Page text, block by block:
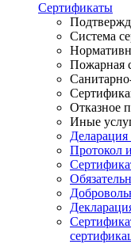
Сертификаты
Система
Пожарная
Отказное
Иные
Протокол